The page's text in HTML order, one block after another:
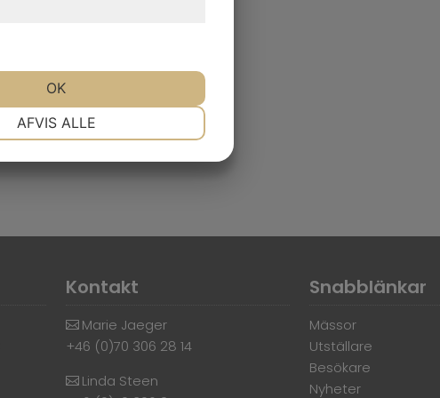
Kontakt
Marie Jaeger
+46 (0)70 306 28 14
Linda Steen
Snabblänkar
Mässor
Utställare
Besökare
Nyheter
AFVIS ALLE
OK